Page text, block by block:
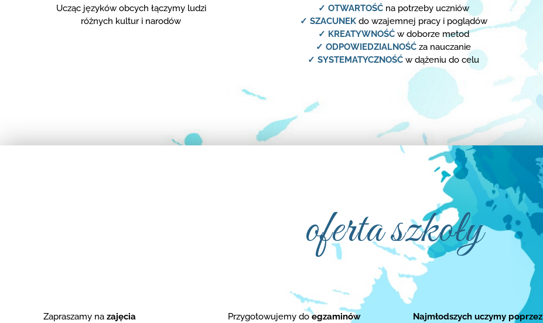
Ucząc języków obcych łączymy ludzi
różnych kultur i narodów
✓ OTWARTOŚĆna potrzeby uczniów
✓ SZACUNEKdo wzajemnej pracy i poglądów
✓ KREATYWNOŚĆw doborze metod
✓ ODPOWIEDZIALNOŚĆ za nauczanie
✓ SYSTEMATYCZNOŚĆ w dążeniu do celu
oferta szkoły
Zapraszamy nazajęcia
Przygotowujemy doegzaminów
Najmłodszych uczymy poprzez